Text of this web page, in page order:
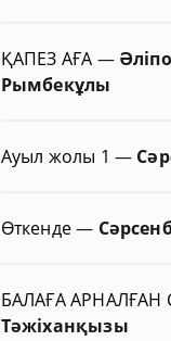
ҚАПЕЗ АҒА —
Рымбекұлы
Ауыл жолы 1 —
Өткенде—
БАЛАҒА
Тәжіханқызы